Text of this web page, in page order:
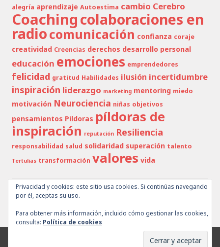
alegría aprendizaje Autoestima cambio Cerebro
Coachingcolaboraciones en
radiocomunicación confianza coraje
creatividad Creencias derechos desarrollo personal
educación emociones emprendedores
felicidad gratitud Habilidades ilusión incertidumbre
inspiración liderazgo marketing mentoring miedo
motivación Neurociencia niñas objetivos
pensamientos Pildoras píldoras de
inspiración reputación Resiliencia
responsabilidad salud solidaridad superación talento
Tertulias transformación valores vida
SÍGUEME EN TWITTER
Mis tuits
WordPress.com
Privacidad y cookies: este sitio usa cookies. Si continúas navegando
por él, aceptas su uso.
Para obtener más información, incluido cómo gestionar las cookies,
consulta: Política de cookies